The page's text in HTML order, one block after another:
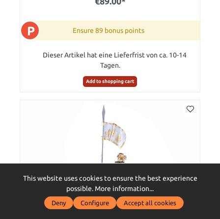
P Ensure 89 bonus points
Dieser Artikel hat eine Lieferfrist von ca. 10-14
Tagen.
Add to shopping cart
This website uses cookies to ensure the best experience
possible. More information...
Deny Configure Accept all cookies